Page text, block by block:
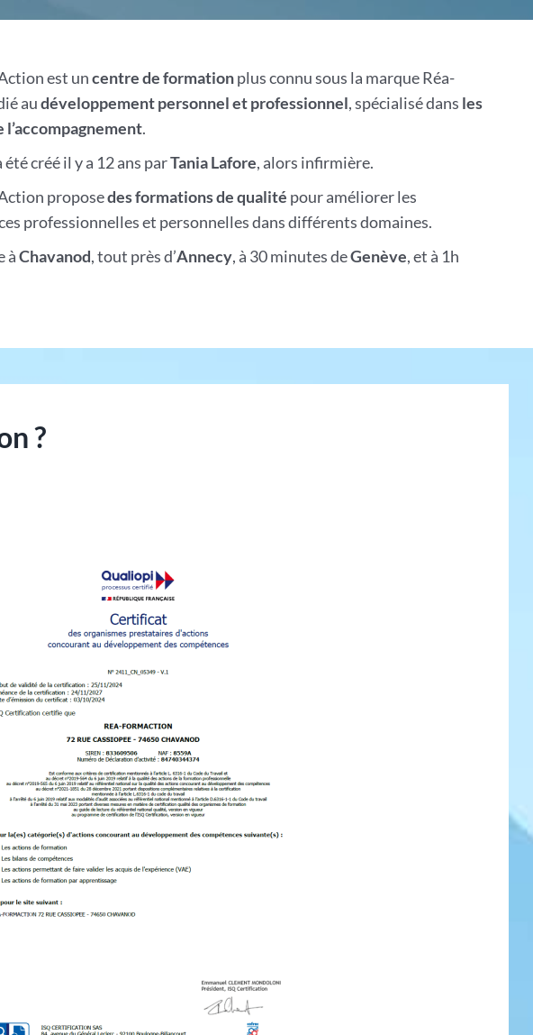
est uncentre de formationplus connu sous la marque Réa-
audéveloppement personnel et professionnel, spécialisé dans les
l’accompagnement.
été créé il y a 12 ans parTania Lafore, alors infirmière.
proposedes formations de qualité pour améliorer les
professionnelles et personnelles dans différents domaines.
àChavanod, tout près d’Annecy, à 30 minutes deGenève, et à 1h
?